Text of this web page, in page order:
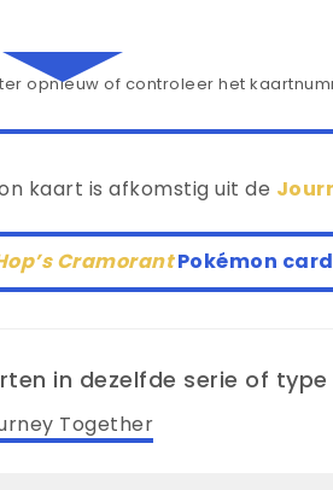
opnieuw of controleer het
kaart is afkomstig uit de
CramorantPokémon
in dezelfde serie of type
Together